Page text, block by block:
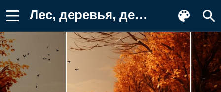
Лес, деревья, дерево, природа, лист Картинка для телефона